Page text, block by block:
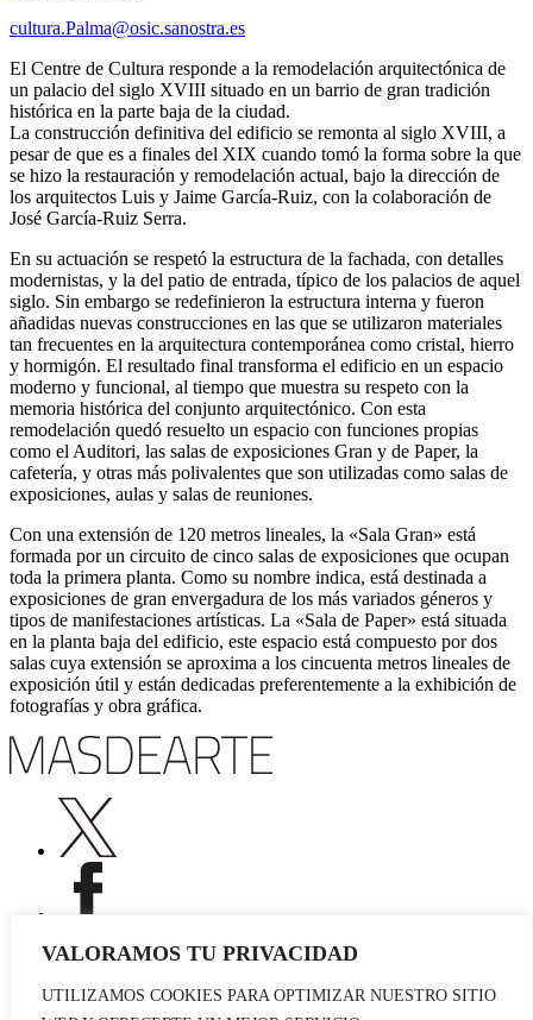
VALORAMOS TU PRIVACIDAD
UTILIZAMOS COOKIES PARA OPTIMIZAR NUESTRO SITIO
cultura.Palma@osic.sanostra.es
El Centre de Cultura responde a la remodelación arquitectónica de
un palacio del siglo XVIII situado en un barrio de gran tradición
histórica en la parte baja de la ciudad.
La construcción definitiva del edificio se remonta al siglo XVIII, a
pesar de que es a finales del XIX cuando tomó la forma sobre la que
se hizo la restauración y remodelación actual, bajo la dirección de
los arquitectos Luis y Jaime García-Ruiz, con la colaboración de
José García-Ruiz Serra.
En su actuación se respetó la estructura de la fachada, con detalles
modernistas, y la del patio de entrada, típico de los palacios de aquel
siglo. Sin embargo se redefinieron la estructura interna y fueron
añadidas nuevas construcciones en las que se utilizaron materiales
tan frecuentes en la arquitectura contemporánea como cristal, hierro
y hormigón. El resultado final transforma el edificio en un espacio
moderno y funcional, al tiempo que muestra su respeto con la
memoria histórica del conjunto arquitectónico. Con esta
remodelación quedó resuelto un espacio con funciones propias
como el Auditori, las salas de exposiciones Gran y de Paper, la
cafetería, y otras más polivalentes que son utilizadas como salas de
exposiciones, aulas y salas de reuniones.
Con una extensión de 120 metros lineales, la «Sala Gran» está
formada por un circuito de cinco salas de exposiciones que ocupan
toda la primera planta. Como su nombre indica, está destinada a
exposiciones de gran envergadura de los más variados géneros y
tipos de manifestaciones artísticas. La «Sala de Paper» está situada
en la planta baja del edificio, este espacio está compuesto por dos
salas cuya extensión se aproxima a los cincuenta metros lineales de
exposición útil y están dedicadas preferentemente a la exhibición de
fotografías y obra gráfica.